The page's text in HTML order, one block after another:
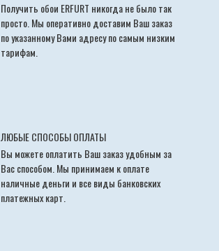
Получить обои ERFURT никогда не было так
просто. Мы оперативно доставим Ваш заказ
по указанному Вами адресу по самым низким
тарифам.
ЛЮБЫЕ СПОСОБЫ ОПЛАТЫ
Вы можете оплатить Ваш заказ удобным за
Вас способом. Мы принимаем к оплате
наличные деньги и все виды банковских
платежных карт.